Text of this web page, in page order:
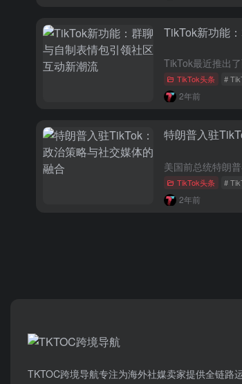
TikTok新功能
TikTok头条 #
2年前
特朗普入驻
TikTok头条 #
2年前
TKTOC跨境导航​专注为海外社媒卖家提供全链路